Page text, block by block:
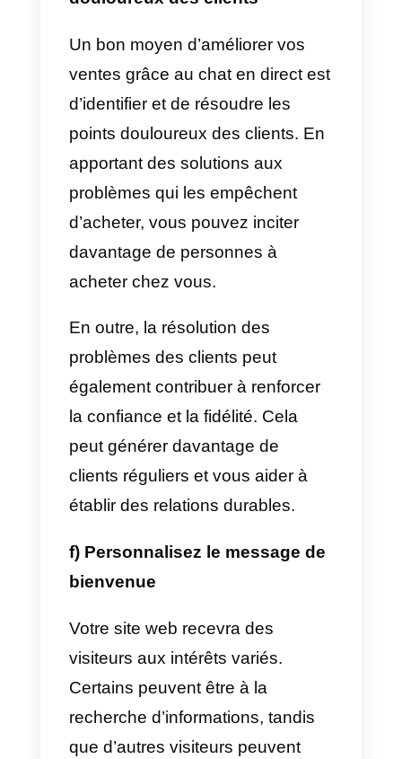
Le chat en direct peut être un
excellent outil pour la qualification
des prospects. En posant les
bonnes questions, les agents de
chat en direct peuvent déterminer
si une piste mérite d’être
poursuivie ou non. En outre, le
aider les agents à évaluer la
propension à l’achat d’un
prospect.
d) Résoudre les problèmes
instantanément et améliorer le
taux de conversion.
toute entreprise est d’augmenter
Cela signifie qu’il faut convertir
davantage de visiteurs du site